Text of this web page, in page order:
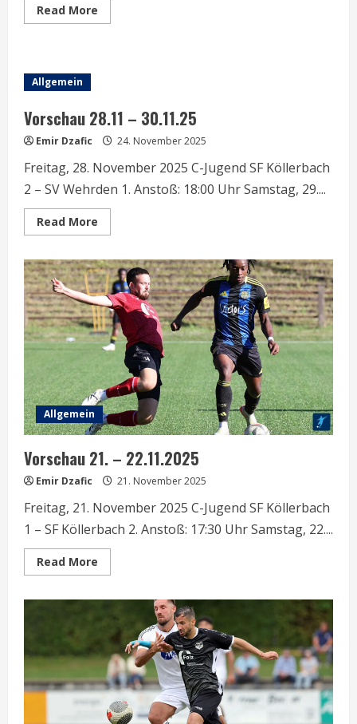
Read More
more
Allgemein
Vorschau 28.11 – 30.11.25
Emir Dzafic 24. November 2025
Freitag, 28. November 2025 C-Jugend SF Köllerbach
2 – SV Wehrden 1. Anstoß: 18:00 Uhr Samstag, 29....
Read More
more
28.11
–
30.11.25
Allgemein
Vorschau 21. – 22.11.2025
Emir Dzafic 21. November 2025
Freitag, 21. November 2025 C-Jugend SF Köllerbach
1 – SF Köllerbach 2. Anstoß: 17:30 Uhr Samstag, 22....
Read More
more
22.11.2025